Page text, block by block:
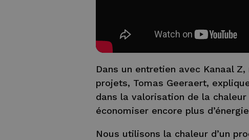
Dans un entretien avec Kanaal
projets, Tomas Geeraert,
dans la valorisation de la
économiser encore plus
Nous utilisons la chaleur d’un